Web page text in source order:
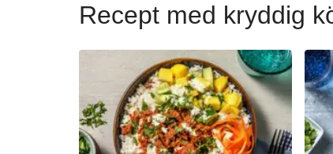
Char siu-
Char siu-inspirerad
Fyllda
Vietnamesisk
Recept med kryddig